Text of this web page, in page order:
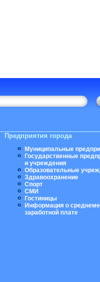
Предприятия города
Муниципальные
Государственные
и учреждения
Образовательные
Здравоохранение
Спорт
СМИ
Гостиницы
Информация о
заработной плате